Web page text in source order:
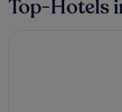
Top-Hotels